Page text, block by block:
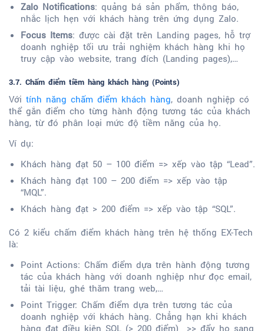
Zalo Notifications: quảng bá sản phẩm, thông báo,
nhắc lịch hẹn với khách hàng trên ứng dụng Zalo.
Focus Items: được cài đặt trên Landing pages, hỗ trợ
doanh nghiệp tối ưu trải nghiệm khách hàng khi họ
truy cập vào website, trang đích (Landing pages),…
3.7. Chấm điểm tiềm hàng khách hàng (Points)
Với tính năng chấm điểm khách hàng, doanh nghiệp có
thể gắn điểm cho từng hành động tương tác của khách
hàng, từ đó phân loại mức độ tiềm năng của họ.
Ví dụ:
Khách hàng đạt 50 – 100 điểm => xếp vào tập “Lead”.
Khách hàng đạt 100 – 200 điểm => xếp vào tập
“MQL”.
Khách hàng đạt > 200 điểm => xếp vào tập “SQL”.
Có 2 kiểu chấm điểm khách hàng trên hệ thống EX-Tech
là:
Point Actions: Chấm điểm dựa trên hành động tương
tác của khách hàng với doanh nghiệp như đọc email,
tải tài liệu, ghé thăm trang web,…
Point Trigger: Chấm điểm dựa trên tương tác của
doanh nghiệp với khách hàng. Chẳng hạn khi khách
hàng đạt điều kiện SQL (> 200 điểm) >> đẩy họ sang